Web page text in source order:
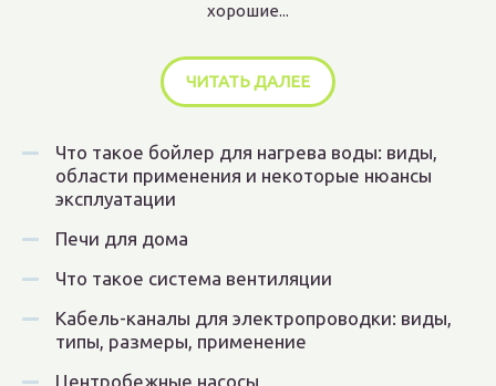
хорошие...
ЧИТАТЬ ДАЛЕЕ
Что такое бойлер для нагрева воды: виды,
области применения и некоторые нюансы
эксплуатации
Печи для дома
Что такое система вентиляции
Кабель-каналы для электропроводки: виды,
типы, размеры, применение
Центробежные насосы